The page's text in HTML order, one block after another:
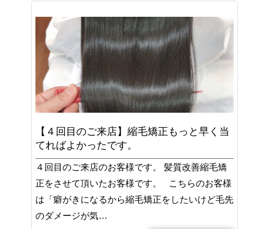
【４回目のご来店】縮毛矯正もっと早く当
てればよかったです。
４回目のご来店のお客様です。 髪質改善縮毛矯
正をさせて頂いたお客様です。 こちらのお客様
は「癖がきになるから縮毛矯正をしたいけど毛先
のダメージが気…